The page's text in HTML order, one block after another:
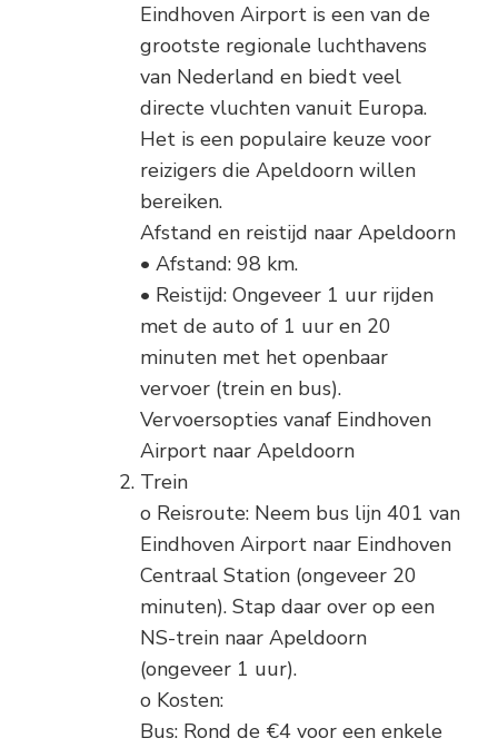
Eindhoven Airport is een van de
grootste regionale luchthavens
van Nederland en biedt veel
directe vluchten vanuit Europa.
Het is een populaire keuze voor
reizigers die Apeldoorn willen
bereiken.
Afstand en reistijd naar Apeldoorn
• Afstand: 98 km.
• Reistijd: Ongeveer 1 uur rijden
met de auto of 1 uur en 20
minuten met het openbaar
vervoer (trein en bus).
Vervoersopties vanaf Eindhoven
Airport naar Apeldoorn
Trein
o Reisroute: Neem bus lijn 401 van
Eindhoven Airport naar Eindhoven
Centraal Station (ongeveer 20
minuten). Stap daar over op een
NS-trein naar Apeldoorn
(ongeveer 1 uur).
o Kosten:
Bus: Rond de €4 voor een enkele